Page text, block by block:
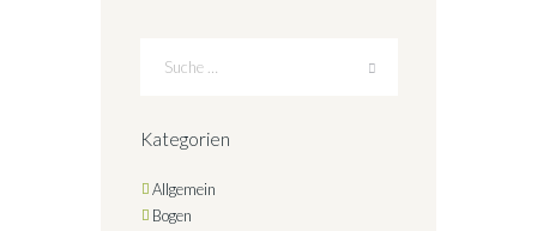
Kategorien
Allgemein
Bogen